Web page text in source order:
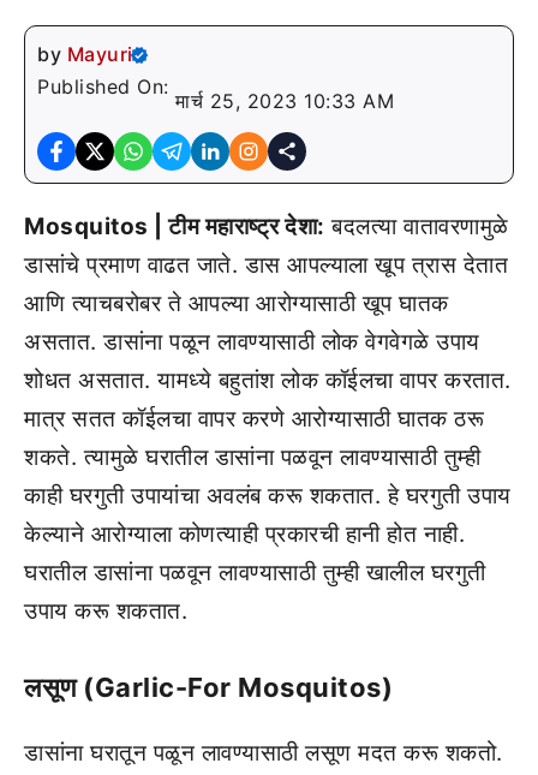
by Mayuri
Published On:
मार्च 25, 2023 10:33 AM
Mosquitos | टीम महाराष्ट्र देशा: बदलत्या वातावरणामुळे
डासांचे प्रमाण वाढत जाते. डास आपल्याला खूप त्रास देतात
आणि त्याचबरोबर ते आपल्या आरोग्यासाठी खूप घातक
असतात. डासांना पळून लावण्यासाठी लोक वेगवेगळे उपाय
शोधत असतात. यामध्ये बहुतांश लोक कॉईलचा वापर करतात.
मात्र सतत कॉईलचा वापर करणे आरोग्यासाठी घातक ठरू
शकते. त्यामुळे घरातील डासांना पळवून लावण्यासाठी तुम्ही
काही घरगुती उपायांचा अवलंब करू शकतात. हे घरगुती उपाय
केल्याने आरोग्याला कोणत्याही प्रकारची हानी होत नाही.
घरातील डासांना पळवून लावण्यासाठी तुम्ही खालील घरगुती
उपाय करू शकतात.
लसूण (Garlic-For Mosquitos)
डासांना घरातून पळून लावण्यासाठी लसूण मदत करू शकतो.